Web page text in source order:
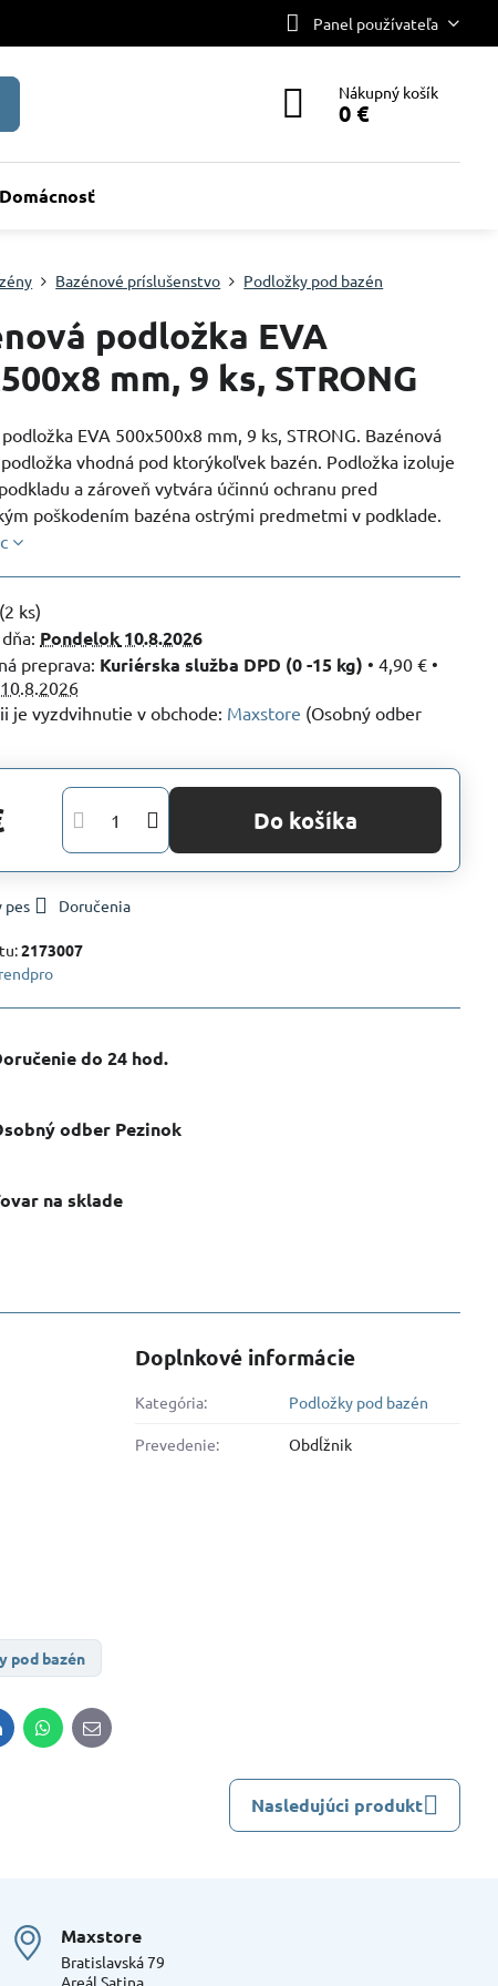
Panel používateľa
Nákupný košík
0 €
Domácnosť
Bazénové príslušenstvo Podložky pod bazén
podložka EVA
mm, 9 ks, STRONG
EVA 500x500x8 mm, 9 ks, STRONG. Bazénová
vhodná pod ktorýkoľvek bazén. Podložka izoluje
a zároveň vytvára účinnú ochranu pred
poškodením bazéna ostrými predmetmi v podklade.
(2 ks)
Pondelok 10.8.2026
Kuriérska služba DPD (0 -15 kg) •4,90 € •
10.8.2026
Maxstore (Osobný odber
Do košíka
pes Doručenia
2173007
do 24 hod​.
odber Pezinok
na sklade
pod bazén
Doplnkové informácie
Kategória: Podložky pod bazén
Prevedenie: Obdĺžnik
WhatsApp
E-
mail
Nasledujúci produkt
Maxstore
Bratislavská 79
Areál Satina